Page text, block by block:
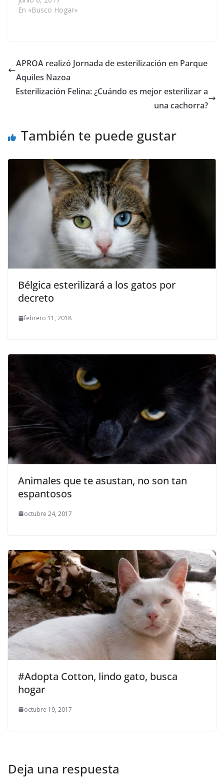
En «Busco Hogar»
APROA realizó Jornada de esterilización en Parque
Aquiles Nazoa
Esterilización Felina: ¿Cuándo es mejor esterilizar a
una cachorra?
También te puede gustar
Bélgica esterilizará a los gatos por
decreto
febrero 11, 2018
Animales que te asustan, no son tan
espantosos
octubre 24, 2017
#Adopta Cotton, lindo gato, busca
hogar
octubre 19, 2017
Deja una respuesta